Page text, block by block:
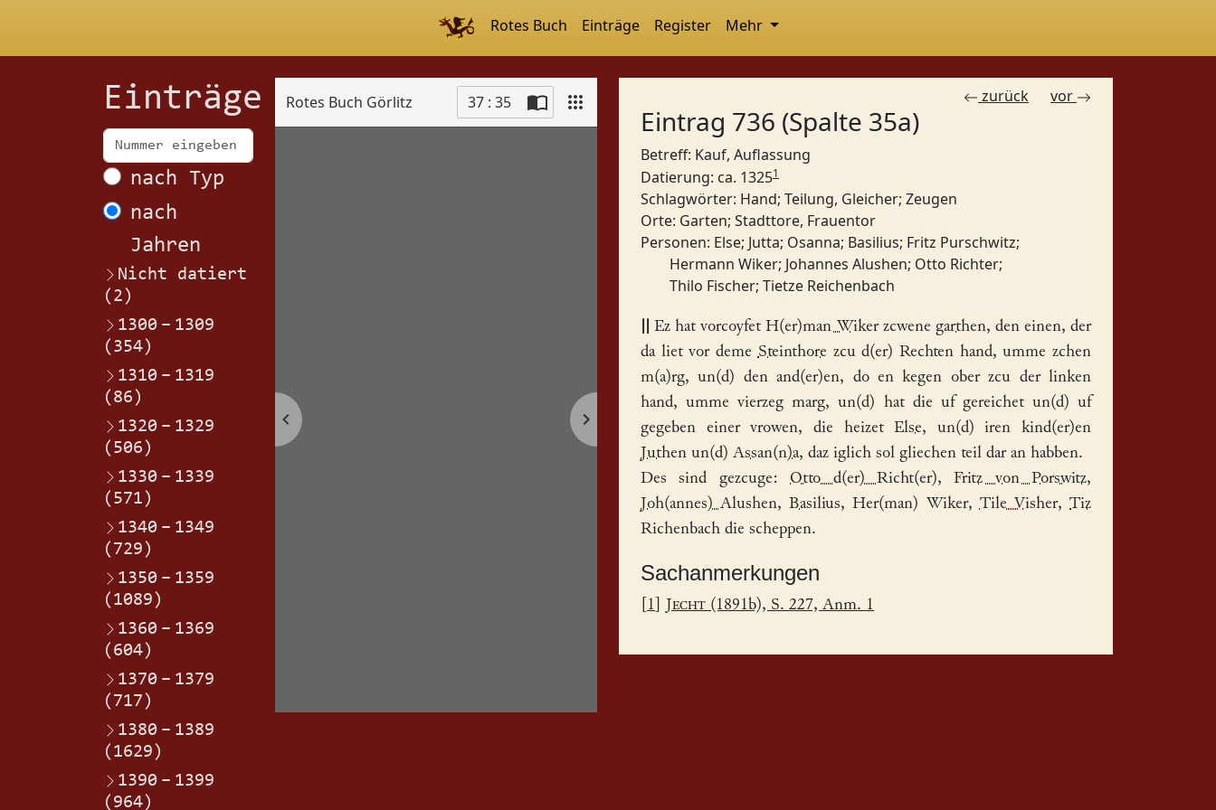
Rotes Buch Einträge Register Mehr
Einträge
nach Typ
nach
Jahren
Nicht datiert
(2)
1300 – 1309
(354)
1310 – 1319
(86)
1320 – 1329
(506)
1330 – 1339
(571)
1340 – 1349
(729)
1350 – 1359
(1089)
1360 – 1369
(604)
1370 – 1379
(717)
1380 – 1389
(1629)
1390 – 1399
(964)
Rotes Buch Görlitz 37 : 35 zurück vor
Eintrag 736 (Spalte 35a)
Betreff: Kauf, Auflassung
Datierung: ca. 13251
Schlagwörter: Hand; Teilung, Gleicher; Zeugen
Orte: Garten; Stadttore, Frauentor
Personen: Else; Jutta; Osanna; Basilius; Fritz Purschwitz;
Hermann Wiker; Johannes Alushen; Otto Richter;
Thilo Fischer; Tietze Reichenbach
||Ez hat vorcoyfetH(er)man Wikerzcwene garthen, den einen, der
da liet vor demeSteinthore zcu d(er) Rechten hand, umme zchen
m(a)rg, un(d) den and(er)en, do en kegen ober zcu der linken
hand, umme vierzeg marg, un(d) hat die uf gereichet un(d) uf
gegeben einer vrowen, die heizetElse, un(d) iren kind(er)en
Juthen un(d) Assan(n)a, daz iglich sol gliechen teil dar an habben.
Des sind gezcuge:Otto d(er) Richt(er),Fritz von Porswitz,
Joh(annes) Alushen,Basilius, Her(man) Wiker,Tile Visher,Tiz
Richenbach die scheppen.
Sachanmerkungen
1 Jecht (1891b), S. 227, Anm. 1